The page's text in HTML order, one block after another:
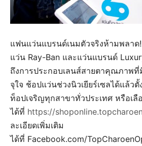
แฟนแว่นแบรนด์เนมตัวจริงห้ามพลาด
แว่น Ray-Ban และแว่นแบรนด์
ถึงการประกอบเลนส์สายตาคุณภาพที่
จุใจ ช้อปแว่นช่วงนิวเยียร์เซลได้แล้ว
ท็อปเจริญทุกสาขาทั่วประเทศ หรือเ
ได้ที่ https://
ละเอียดเพิ่มเติม
ได้ที่ Facebook.com/